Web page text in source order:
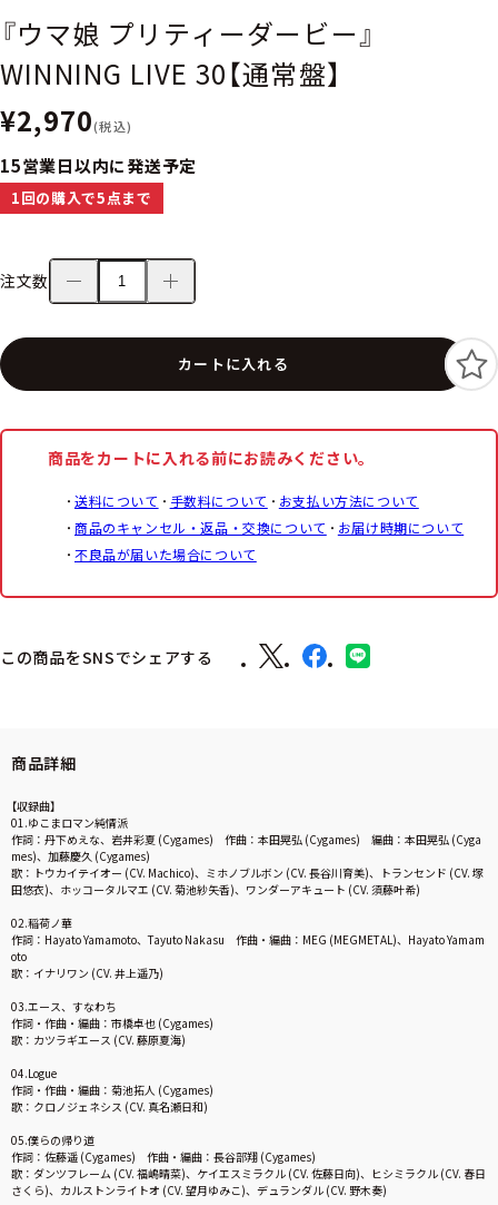
『ウマ娘 プリティーダービー』
WINNING LIVE 30【通常盤】
¥2,970(税込)
15営業日以内に発送予定
1回の購入で5点まで
注文数
カートに入れる
商品をカートに入れる前にお読みください。
送料について 手数料について
お支払い方法について
商品のキャンセル・返品・交換について
お届け時期について
不良品が届いた場合について
この商品をSNSでシェアする
商品詳細
【収録曲】
01.ゆこまロマン純情派
作詞：丹下めえな、岩井彩夏 (Cygames) 作曲：本田晃弘 (Cygames) 編曲：本田晃弘 (Cyga
mes)、加藤慶久 (Cygames)
歌：トウカイテイオー (CV. Machico)、ミホノブルボン (CV. 長谷川育美)、トランセンド (CV. 塚
田悠衣)、ホッコータルマエ (CV. 菊池紗矢香)、ワンダーアキュート (CV. 須藤叶希)
02.稲荷ノ華
作詞：Hayato Yamamoto、Tayuto Nakasu 作曲・編曲：MEG (MEGMETAL)、Hayato Yamam
oto
歌：イナリワン (CV. 井上遥乃)
03.エース、すなわち
作詞・作曲・編曲：市橋卓也 (Cygames)
歌：カツラギエース (CV. 藤原夏海)
04.Logue
作詞・作曲・編曲：菊池拓人 (Cygames)
歌：クロノジェネシス (CV. 真名瀬日和)
05.僕らの帰り道
作詞：佐藤遥 (Cygames) 作曲・編曲：長谷部翔 (Cygames)
歌：ダンツフレーム (CV. 福嶋晴菜)、ケイエスミラクル (CV. 佐藤日向)、ヒシミラクル (CV. 春日
さくら)、カルストンライトオ (CV. 望月ゆみこ)、デュランダル (CV. 野木奏)